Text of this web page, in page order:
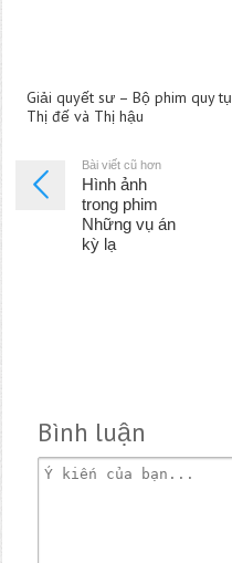
Giải quyết sư – Bộ phim quy tụ
Thị đế và Thị hậu
Bài viết cũ hơn
Hình ảnh
trong phim
Những vụ án
kỳ lạ
Bình luận